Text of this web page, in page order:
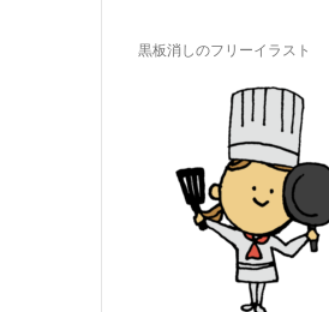
黒板消しのフリーイラスト